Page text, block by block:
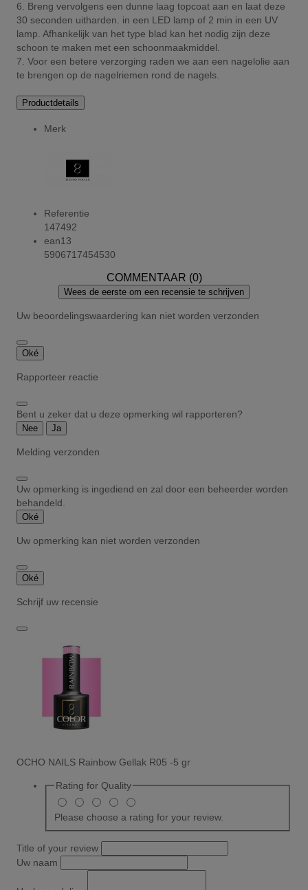
6. Breng vervolgens een dunne laag topcoat aan en laat deze
30 seconden uitharden. in een LED lamp of 2 min in een UV
lamp. Afhankelijk van het type blad kan het nodig zijn deze
schoon te maken met een schoonmaakmiddel.
7. Voor een betere verzorging raden we aan een nagelolie aan
te brengen op de nagelriemen rond de nagels.
Productdetails
Merk
Referentie
147492
ean13
5906717454530
COMMENTAAR (0)
Wees de eerste om een recensie te schrijven
Uw beoordelingswaardering kan niet worden verzonden
Oké
Rapporteer reactie
Bent u zeker dat u deze opmerking wil rapporteren?
Nee Ja
Melding verzonden
Uw opmerking is ingediend en zal door een beheerder worden
behandeld.
Oké
Uw opmerking kan niet worden verzonden
Oké
Schrijf uw recensie
OCHO NAILS Rainbow Gellak R05 -5 gr
Rating for Quality
Please choose a rating for your review.
Title of your review
Uw naam